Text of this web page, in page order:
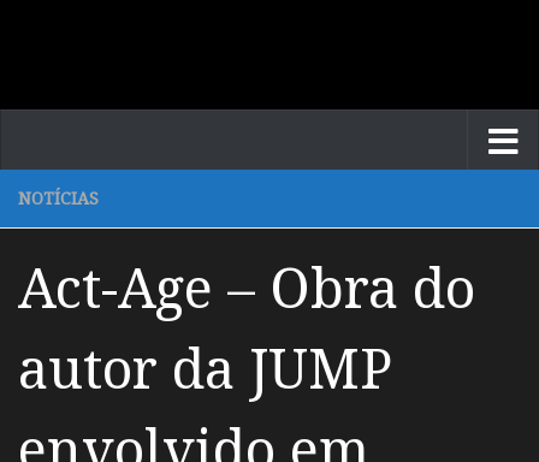
NOTÍCIAS
Act-Age – Obra do
autor da JUMP